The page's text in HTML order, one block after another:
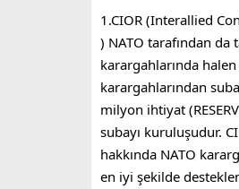
1.CIOR (Interallied
) NATO tarafından da
karargahlarında
karargahlarından
milyon ihtiyat
subayı kuruluşudur.
hakkında NATO
en iyi şekilde